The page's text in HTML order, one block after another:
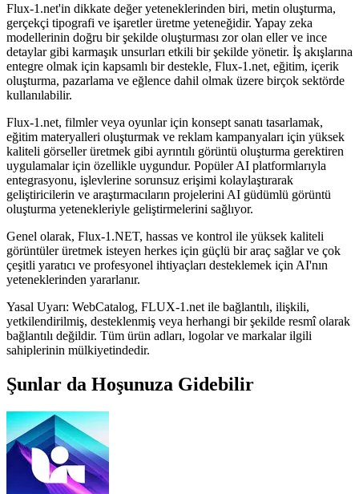
Flux-1.net'in dikkate değer yeteneklerinden biri, metin oluşturma,
gerçekçi tipografi ve işaretler üretme yeteneğidir. Yapay zeka
modellerinin doğru bir şekilde oluşturması zor olan eller ve ince
detaylar gibi karmaşık unsurları etkili bir şekilde yönetir. İş akışlarına
entegre olmak için kapsamlı bir destekle, Flux-1.net, eğitim, içerik
oluşturma, pazarlama ve eğlence dahil olmak üzere birçok sektörde
kullanılabilir.
Flux-1.net, filmler veya oyunlar için konsept sanatı tasarlamak,
eğitim materyalleri oluşturmak ve reklam kampanyaları için yüksek
kaliteli görseller üretmek gibi ayrıntılı görüntü oluşturma gerektiren
uygulamalar için özellikle uygundur. Popüler AI platformlarıyla
entegrasyonu, işlevlerine sorunsuz erişimi kolaylaştırarak
geliştiricilerin ve araştırmacıların projelerini AI güdümlü görüntü
oluşturma yetenekleriyle geliştirmelerini sağlıyor.
Genel olarak, Flux-1.NET, hassas ve kontrol ile yüksek kaliteli
görüntüler üretmek isteyen herkes için güçlü bir araç sağlar ve çok
çeşitli yaratıcı ve profesyonel ihtiyaçları desteklemek için AI'nın
yeteneklerinden yararlanır.
Yasal Uyarı: WebCatalog, FLUX-1.net ile bağlantılı, ilişkili,
yetkilendirilmiş, desteklenmiş veya herhangi bir şekilde resmî olarak
bağlantılı değildir. Tüm ürün adları, logolar ve markalar ilgili
sahiplerinin mülkiyetindedir.
Şunlar da Hoşunuza Gidebilir